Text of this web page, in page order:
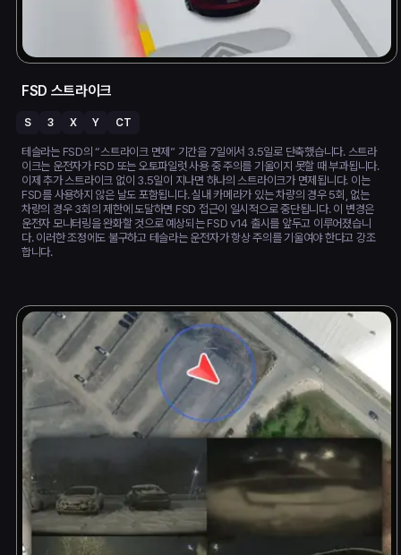
FSD 스트라이크
S 3 X Y CT
테슬라는 FSD의 “스트라이크 면제” 기간을 7일에서 3.5일로 단축했습니다. 스트라
이크는 운전자가 FSD 또는 오토파일럿 사용 중 주의를 기울이지 못할 때 부과됩니다.
이제 추가 스트라이크 없이 3.5일이 지나면 하나의 스트라이크가 면제됩니다. 이는
FSD를 사용하지 않은 날도 포함됩니다. 실내 카메라가 있는 차량의 경우 5회, 없는
차량의 경우 3회의 제한에 도달하면 FSD 접근이 일시적으로 중단됩니다. 이 변경은
운전자 모니터링을 완화할 것으로 예상되는 FSD v14 출시를 앞두고 이루어졌습니
다. 이러한 조정에도 불구하고 테슬라는 운전자가 항상 주의를 기울여야 한다고 강조
합니다.